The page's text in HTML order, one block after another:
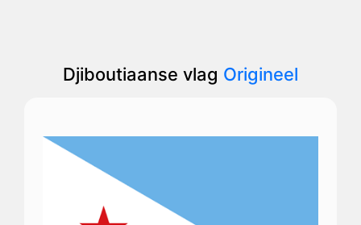
Djiboutiaanse vlag Origineel